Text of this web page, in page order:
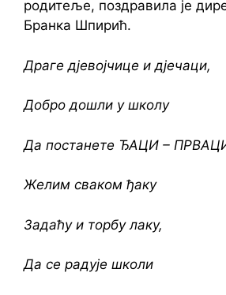
родитеље, поздравила је
Бранка Шпирић.
Драге дјевојчице и дјечаци,
Добро дошли у школу
Да постанете ЂАЦИ –
Желим сваком ђаку
Задаћу и торбу лаку,
Да се радује школи